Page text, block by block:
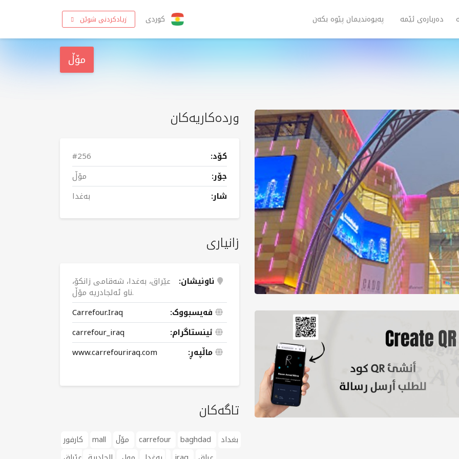
دەربارەی ئێمە پەیوەندیمان پێوە بکەن کوردی زیادکردنی شوێن
مۆڵ
وردەکاریەکان
کۆد:
#256
جۆر:
مۆڵ
شار:
بەغدا
زانیاری
ناونیشان: عێراق، بەغدا، شەقامی زانکۆ،
ناو ئەلجادریە مۆڵ.
فەیسبووک:
Carrefour.Iraq
ئینستاگرام:
carrefour_iraq
ماڵپەڕ:
www.carrefouriraq.com
تاگەکان
mall carrefour baghdad
بغداد